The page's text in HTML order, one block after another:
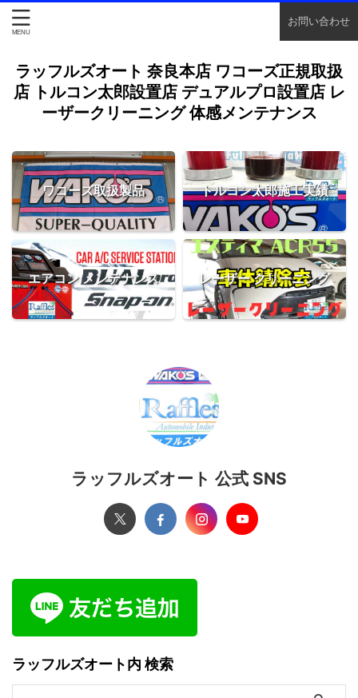
お問い合わせ
ラッフルズオート 奈良本店 ワコーズ正規取扱
店 トルコン太郎設置店 デュアルプロ設置店 レ
ーザークリーニング 体感メンテナンス
ワコーズ取扱製品 トルコン太郎施工実績
エアコン メンテナンス レーザー クリーニング
ラッフルズオート 公式 SNS
ラッフルズオート内 検索